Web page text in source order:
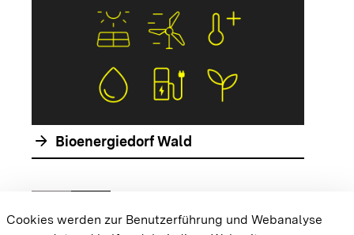
arrow_forward Bioenergiedorf Wald
Zur vorhergehenden Folie springen
chevron_rightZur nächsten Folie springen
Cookies werden zur Benutzerführung und Webanalyse